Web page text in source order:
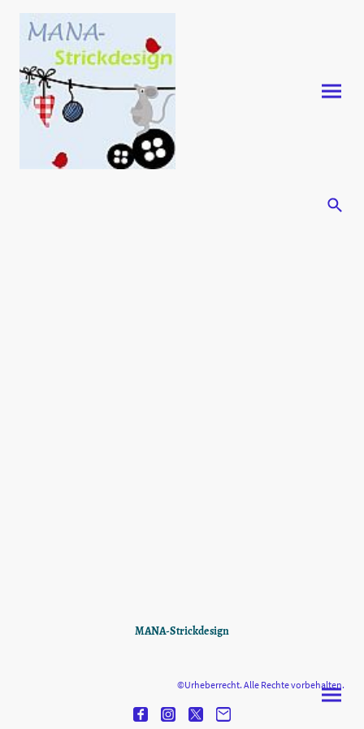
MANA-Strickdesign
©Urheberrecht. Alle Rechte vorbehalten.